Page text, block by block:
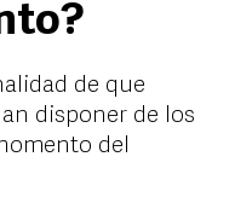
de que
disponer de los
del